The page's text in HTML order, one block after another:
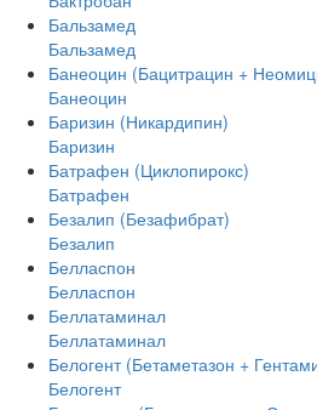
Бальзамед
Бальзамед
Банеоцин (Бацитрацин +
Банеоцин
Баризин (Никардипин)
Баризин
Батрафен (Циклопирокс)
Батрафен
Безалип (Безафибрат)
Безалип
Белласпон
Белласпон
Беллатаминал
Беллатаминал
Белогент (Бетаметазон +
Белогент